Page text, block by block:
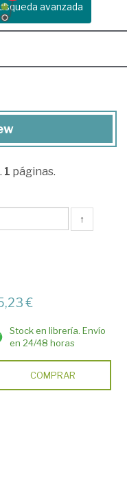
avanzada
1 páginas.
↑
€
Stock en librería. Envío
en 24/48 horas
COMPRAR